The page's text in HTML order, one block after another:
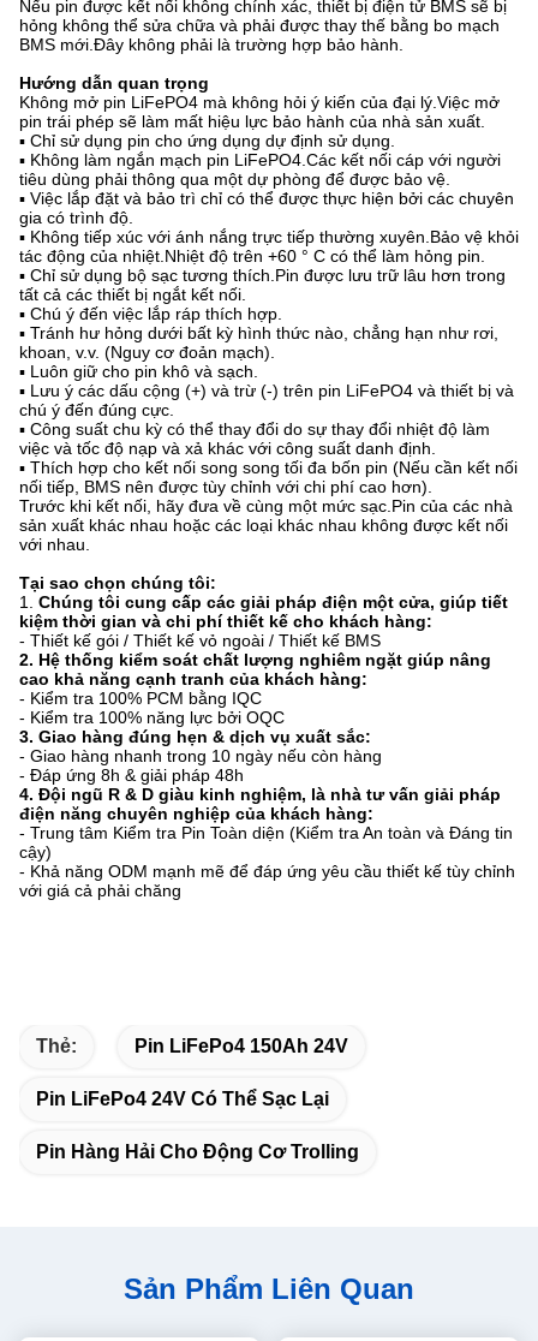
Nếu pin được kết nối không chính xác, thiết bị điện tử BMS sẽ bị
hỏng không thể sửa chữa và phải được thay thế bằng bo mạch
BMS mới.Đây không phải là trường hợp bảo hành.
Hướng dẫn quan trọng
Không mở pin LiFePO4 mà không hỏi ý kiến ​​của đại lý.Việc mở
pin trái phép sẽ làm mất hiệu lực bảo hành của nhà sản xuất.
▪ Chỉ sử dụng pin cho ứng dụng dự định sử dụng.
▪ Không làm ngắn mạch pin LiFePO4.Các kết nối cáp với người
tiêu dùng phải thông qua một dự phòng để được bảo vệ.
▪ Việc lắp đặt và bảo trì chỉ có thể được thực hiện bởi các chuyên
gia có trình độ.
▪ Không tiếp xúc với ánh nắng trực tiếp thường xuyên.Bảo vệ khỏi
tác động của nhiệt.Nhiệt độ trên +60 ° C có thể làm hỏng pin.
▪ Chỉ sử dụng bộ sạc tương thích.Pin được lưu trữ lâu hơn trong
tất cả các thiết bị ngắt kết nối.
▪ Chú ý đến việc lắp ráp thích hợp.
▪ Tránh hư hỏng dưới bất kỳ hình thức nào, chẳng hạn như rơi,
khoan, v.v. (Nguy cơ đoản mạch).
▪ Luôn giữ cho pin khô và sạch.
▪ Lưu ý các dấu cộng (+) và trừ (-) trên pin LiFePO4 và thiết bị và
chú ý đến đúng cực.
▪ Công suất chu kỳ có thể thay đổi do sự thay đổi nhiệt độ làm
việc và tốc độ nạp và xả khác với công suất danh định.
▪ Thích hợp cho kết nối song song tối đa bốn pin (Nếu cần kết nối
nối tiếp, BMS nên được tùy chỉnh với chi phí cao hơn).
Trước khi kết nối, hãy đưa về cùng một mức sạc.Pin của các nhà
sản xuất khác nhau hoặc các loại khác nhau không được kết nối
với nhau.
Tại sao chọn chúng tôi:
1. Chúng tôi cung cấp các giải pháp điện một cửa, giúp tiết
kiệm thời gian và chi phí thiết kế cho khách hàng:
- Thiết kế gói / Thiết kế vỏ ngoài / Thiết kế BMS
2. Hệ thống kiểm soát chất lượng nghiêm ngặt giúp nâng
cao khả năng cạnh tranh của khách hàng:
- Kiểm tra 100% PCM bằng IQC
- Kiểm tra 100% năng lực bởi OQC
3. Giao hàng đúng hẹn & dịch vụ xuất sắc:
- Giao hàng nhanh trong 10 ngày nếu còn hàng
- Đáp ứng 8h & giải pháp 48h
4. Đội ngũ R & D giàu kinh nghiệm, là nhà tư vấn giải pháp
điện năng chuyên nghiệp của khách hàng:
- Trung tâm Kiểm tra Pin Toàn diện (Kiểm tra An toàn và Đáng tin
cậy)
- Khả năng ODM mạnh mẽ để đáp ứng yêu cầu thiết kế tùy chỉnh
với giá cả phải chăng
Thẻ: Pin LiFePo4 150Ah 24V
Pin LiFePo4 24V Có Thể Sạc Lại
Pin Hàng Hải Cho Động Cơ Trolling
Sản Phẩm Liên Quan